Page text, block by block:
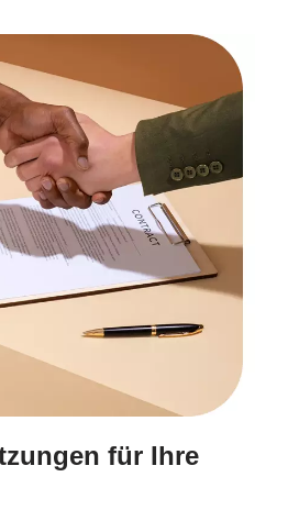
für Ihre